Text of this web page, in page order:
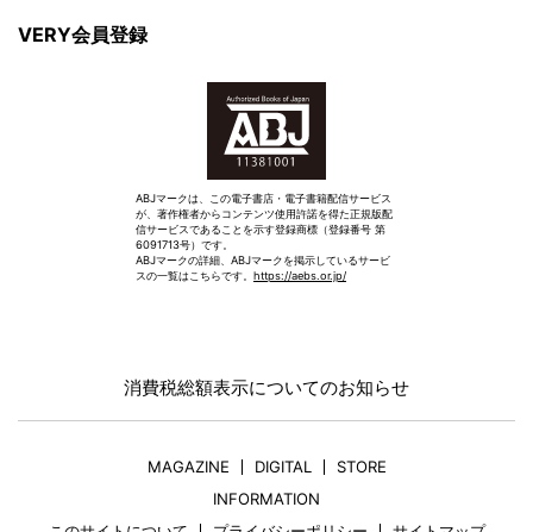
VERY会員登録
ABJマークは、この電子書店・電子書籍配信サービス
が、著作権者からコンテンツ使用許諾を得た正規版配
信サービスであることを示す登録商標（登録番号 第
6091713号）です。
ABJマークの詳細、ABJマークを掲示しているサービ
スの一覧はこちらです。 https://aebs.or.jp/
消費税総額表示についてのお知らせ
MAGAZINE DIGITAL
STORE
INFORMATION